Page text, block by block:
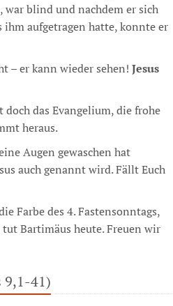
war blind und nachdem er sich
ihm aufgetragen hatte, konnte er
– er kann wieder sehen! Jesus
das Evangelium, die frohe
heraus.
Augen gewaschen hat
auch genannt wird. Fällt Euch
Farbe des 4. Fastensonntags,
tut Bartimäus heute. Freuen wir
9,1-41)